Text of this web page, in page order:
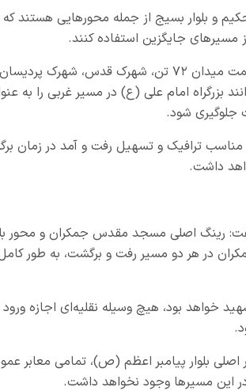
و بلوار بسیج از جمله محورهایی هستند که
مسیرهای جایگزین استفاده کنند.
رئیس پلیس راهور استان قم ادامه داد: برای تردد به سمت میدان ۷۲ تن،
بزرگراه امام علی (ع) در مسیر غربی را به
جلوگیری شود.
ترافیک و تسهیل رفت و آمد در زمان
داشت.
رینگ اصلی مسجد مقدس جمکران و محور
در هر دو مسیر رفت و برگشت، به طور
خواهد بود، هیچ وسیله نقلیه‌ای اجازه
بلوار پیامبر اعظم (ص)، تمامی معابر عمود
این مسیرها وجود نخواهد داشت.